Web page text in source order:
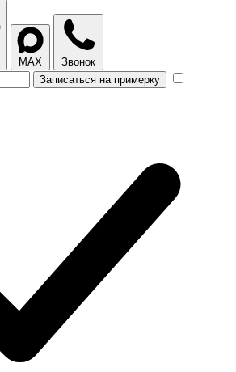
MAX
Звонок
Записаться на примерку